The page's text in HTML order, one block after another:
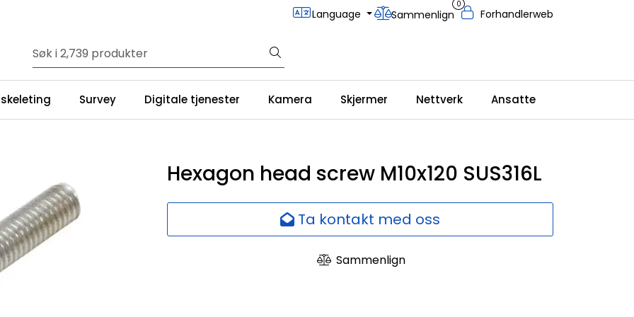
Language Sammenlign
0
Forhandlerweb
Survey Digitale tjenester Kamera Skjermer Nettverk Ansatte
Hexagon head screw M10x120 SUS316L
Ta kontakt med oss
Sammenlign